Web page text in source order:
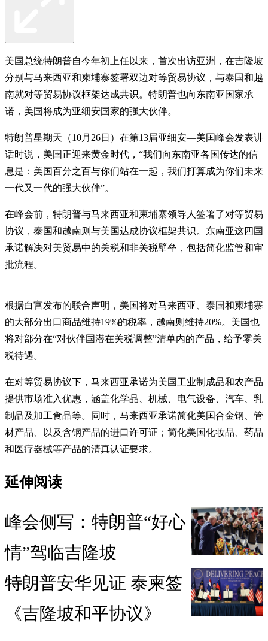
美国总统特朗普自今年初上任以来，首次出访亚洲，在吉隆坡
分别与马来西亚和柬埔寨签署双边对等贸易协议，与泰国和越
南就对等贸易协议框架达成共识。特朗普也向东南亚国家承
诺，美国将成为亚细安国家的强大伙伴。
特朗普星期天（10月26日）在第13届亚细安—美国峰会发表讲
话时说，美国正迎来黄金时代，“我们向东南亚各国传达的信
息是：美国百分之百与你们站在一起，我们打算成为你们未来
一代又一代的强大伙伴”。
在峰会前，特朗普与马来西亚和柬埔寨领导人签署了对等贸易
协议，泰国和越南则与美国达成协议框架共识。东南亚这四国
承诺解决对美贸易中的关税和非关税壁垒，包括简化监管和审
批流程。
根据白宫发布的联合声明，美国将对马来西亚、泰国和柬埔寨
的大部分出口商品维持19%的税率，越南则维持20%。美国也
将对部分在“对伙伴国潜在关税调整”清单内的产品，给予零关
税待遇。
在对等贸易协议下，马来西亚承诺为美国工业制成品和农产品
提供市场准入优惠，涵盖化学品、机械、电气设备、汽车、乳
制品及加工食品等。同时，马来西亚承诺简化美国合金钢、管
材产品、以及含钢产品的进口许可证；简化美国化妆品、药品
和医疗器械等产品的清真认证要求。
延伸阅读
峰会侧写：特朗普“好心
情”驾临吉隆坡
特朗普安华见证 泰柬签
《吉隆坡和平协议》